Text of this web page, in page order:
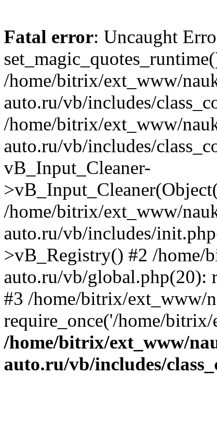
Fatal error: Uncaught
/home/bitrix/ext_www/
auto.ru/vb/includes/
/home/bitrix/ext_www/
auto.ru/vb/includes/
vB_Input_Cleaner-
/home/bitrix/ext_www/
auto.ru/vb/includes/
>vB_Registry() #2 /home/
auto.ru/vb/global.php(20):
#3 /home/bitrix/ext_www/
require_once('/home/
/home/bitrix/ext_www/
auto.ru/vb/includes/